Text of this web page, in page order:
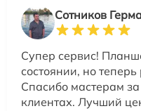
Сотников
Супер сервис!
состоянии, но
Спасибо мастерам
клиентах. Лучший